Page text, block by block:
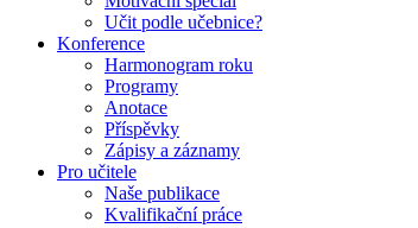
Učit podle učebnice?
Konference
Harmonogram roku
Programy
Anotace
Příspěvky
Zápisy a záznamy
Pro učitele
Naše publikace
Kvalifikační práce